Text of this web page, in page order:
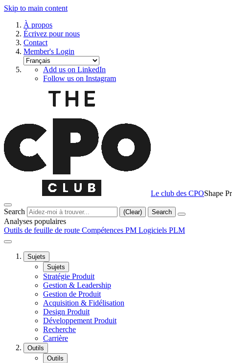
Skip to main content
À propos
Écrivez pour nous
Contact
Member's Login
Add us on LinkedIn
Follow us on Instagram
Le club des CPOShape
Search (Clear) Search
Analyses populaires
Outils de feuille de route Compétences PM Logiciels PLM
Sujets
Sujets
Stratégie Produit
Gestion & Leadership
Gestion de Produit
Acquisition & Fidélisation
Design Produit
Développement Produit
Recherche
Carrière
Outils
Outils